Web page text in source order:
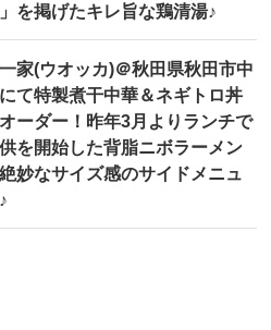
を掲げたキレ旨な鶏清湯♪
家(ウオッカ)＠秋田県秋田市中
て特製煮干中華＆ネギトロ丼
ーダー！昨年3月よりランチで
を開始した背脂ニボラーメン
妙なサイズ感のサイドメニュ